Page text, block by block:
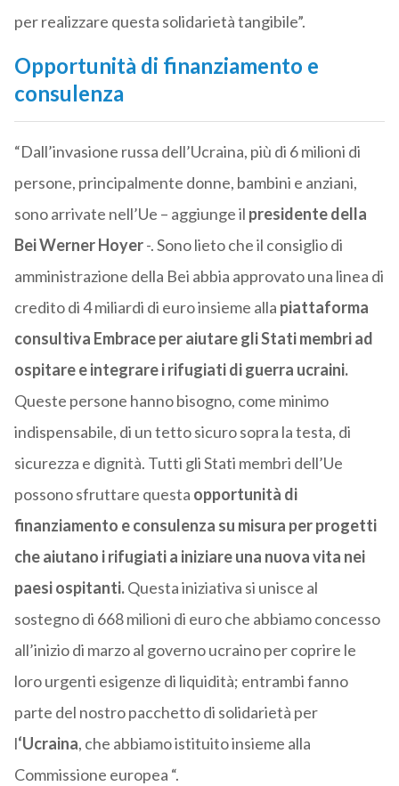
per realizzare questa solidarietà tangibile”.
Opportunità di finanziamento e
consulenza
“Dall’invasione russa dell’Ucraina, più di 6 milioni di
persone, principalmente donne, bambini e anziani,
sono arrivate nell’Ue – aggiunge il presidente della
Bei Werner Hoyer-. Sono lieto che il consiglio di
amministrazione della Bei abbia approvato una linea di
credito di 4 miliardi di euro insieme alla piattaforma
consultiva Embraceper aiutare gli Stati membri ad
ospitare e integrare i rifugiati di guerra ucraini.
Queste persone hanno bisogno, come minimo
indispensabile, di un tetto sicuro sopra la testa, di
sicurezza e dignità. Tutti gli Stati membri dell’Ue
possono sfruttare questa opportunità di
finanziamento e consulenza su misura per progetti
che aiutano i rifugiati a iniziare una nuova vita nei
paesi ospitanti.Questa iniziativa si unisce al
sostegno di 668 milioni di euro che abbiamo concesso
all’inizio di marzo al governo ucraino per coprire le
loro urgenti esigenze di liquidità; entrambi fanno
parte del nostro pacchetto di solidarietà per
l‘Ucraina, che abbiamo istituito insieme alla
Commissione europea “.